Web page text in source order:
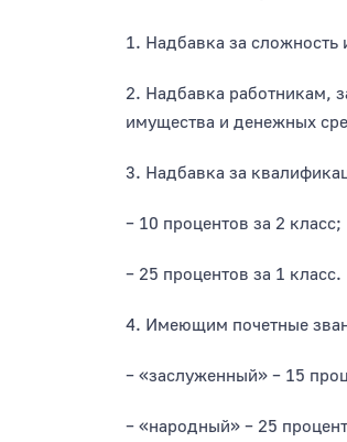
1. Надбавка за сложность
2. Надбавка работникам,
имущества и денежных
3. Надбавка за
– 10 процентов за 2 класс;
– 25 процентов за 1 класс.
4. Имеющим почетные
– «заслуженный» – 15
– «народный» – 25